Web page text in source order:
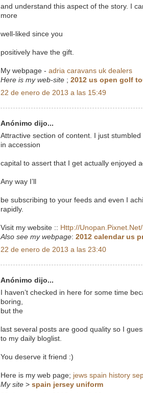
and understand this aspect of the story. I
more
well-liked since you
positively have the gift.
My webpage - adria caravans uk dealers
Here is my web-site ; 2012 us open golf
22 de enero de 2013 a las 15:49
Anónimo dijo...
Attractive section of content. I just
in accession
capital to assert that I get actually enjoyed
Any way I’ll
be subscribing to your feeds and even I
rapidly.
Visit my website :: Http://
Also see my webpage: 2012 calendar us
22 de enero de 2013 a las 23:40
Anónimo dijo...
I haven’t checked in here for some time
boring,
but the
last several posts are good quality so I
to my daily bloglist.
You deserve it friend :)
Here is my web page; jews spain history
My site > spain jersey uniform